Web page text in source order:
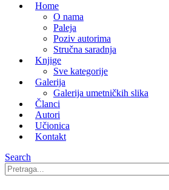
Home
O nama
Paleja
Poziv autorima
Stručna saradnja
Knjige
Sve kategorije
Galerija
Galerija umetničkih slika
Članci
Autori
Učionica
Kontakt
Search